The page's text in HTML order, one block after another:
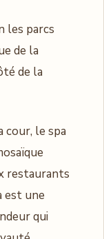
les parcs
de la
de la
cour, le spa
restaurants
est une
qui